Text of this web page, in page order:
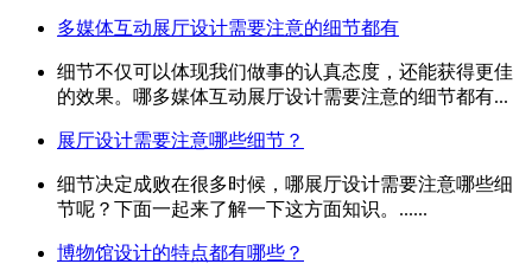
多媒体互动展厅设计需要注意的细节都有
细节不仅可以体现我们做事的认真态度，还能获得更佳
的效果。哪多媒体互动展厅设计需要注意的细节都有...
展厅设计需要注意哪些细节？
细节决定成败在很多时候，哪展厅设计需要注意哪些细
节呢？下面一起来了解一下这方面知识。......
博物馆设计的特点都有哪些？